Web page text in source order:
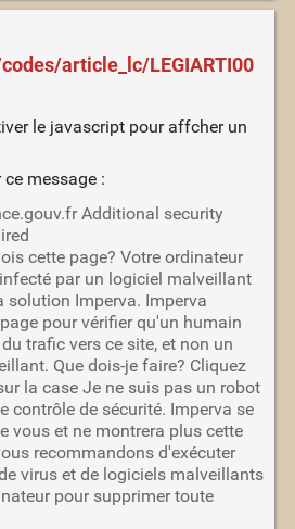
article_lc/LEGIARTI00
le javascript pour affcher un
message :
Additional security
cette page? Votre ordinateur
par un logiciel malveillant
solution Imperva. Imperva
pour vérifier qu'un humain
trafic vers ce site, et non un
Que dois-je faire? Cliquez
la case Je ne suis pas un robot
contrôle de sécurité. Imperva se
vous et ne montrera plus cette
recommandons d'exécuter
virus et de logiciels malveillants
pour supprimer toute